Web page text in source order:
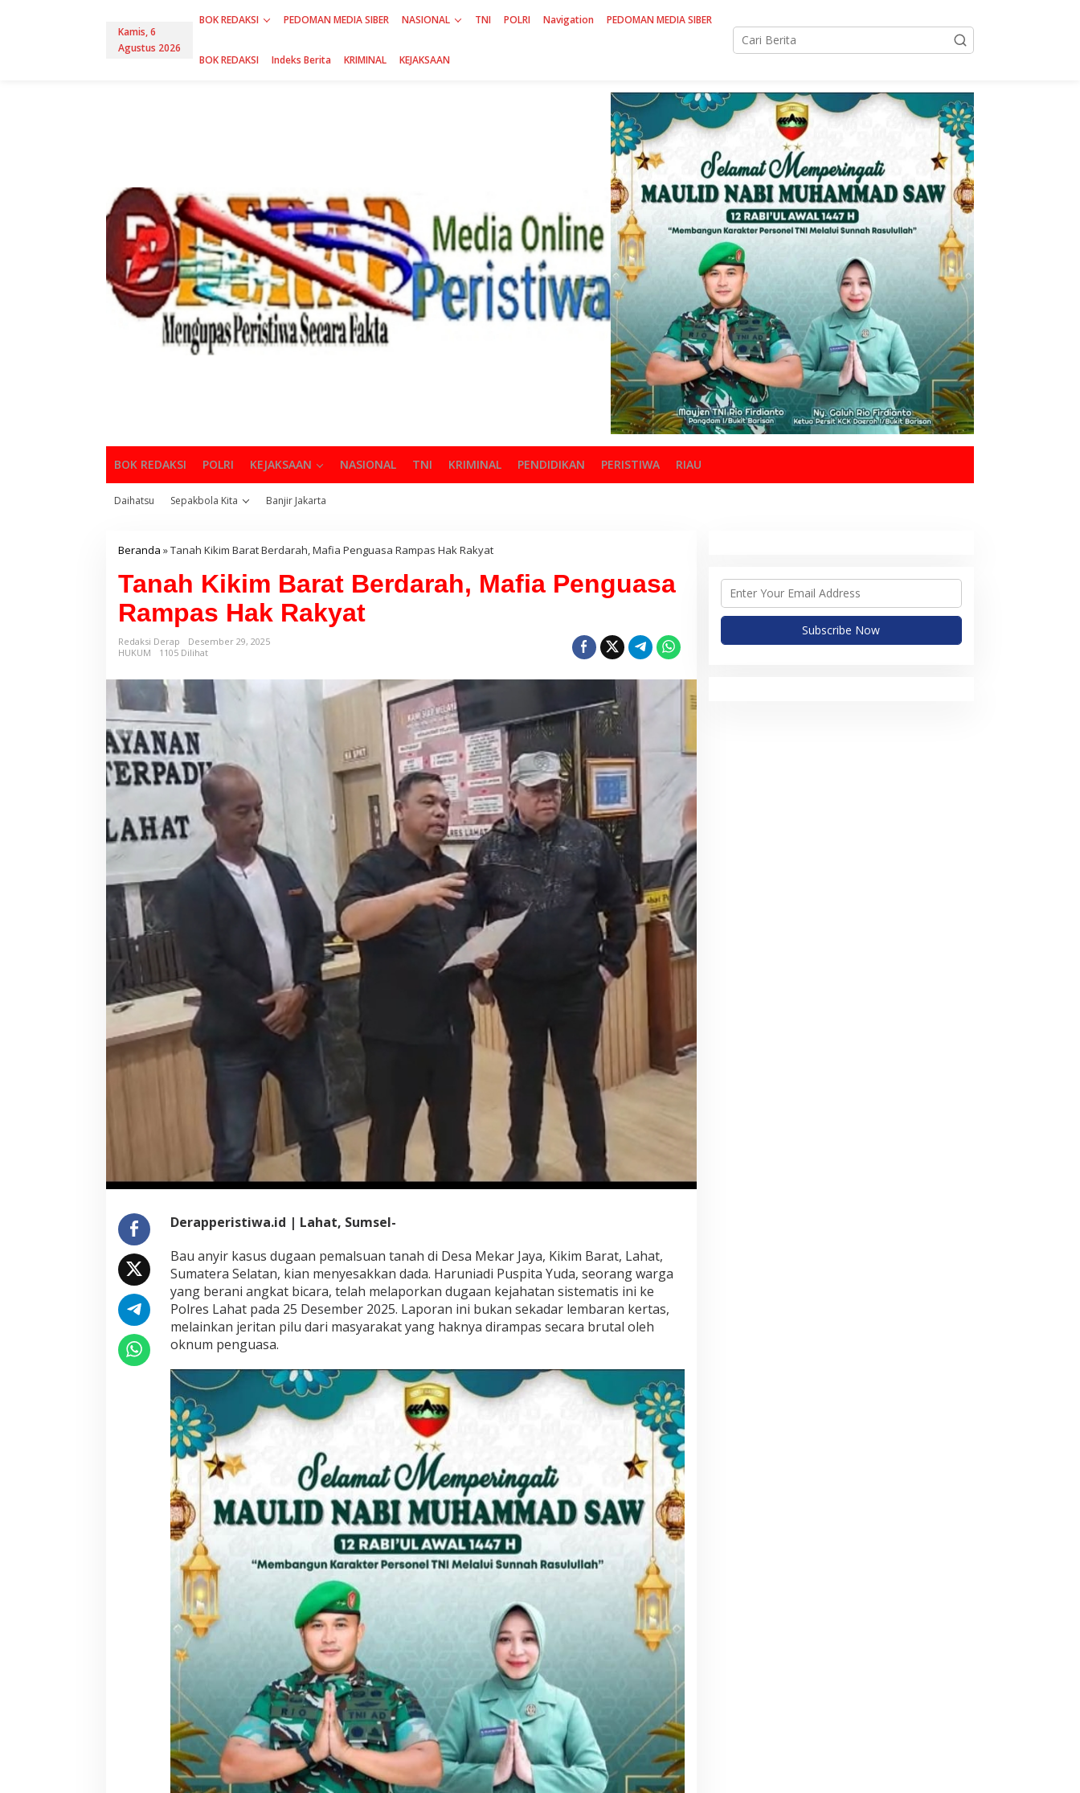
Kamis, 6
Agustus 2026
BOK REDAKSI PEDOMAN MEDIA SIBER NASIONAL TNI POLRI Navigation PEDOMAN MEDIA SIBER
BOK REDAKSI Indeks Berita KRIMINAL KEJAKSAAN
BOK REDAKSI POLRI KEJAKSAAN NASIONAL TNI KRIMINAL PENDIDIKAN PERISTIWA RIAU
Daihatsu Sepakbola Kita Banjir Jakarta
Beranda »Tanah Kikim Barat Berdarah, Mafia Penguasa Rampas Hak Rakyat
Tanah Kikim Barat Berdarah, Mafia Penguasa
Rampas Hak Rakyat
Redaksi Derap
Desember 29, 2025
HUKUM
1105 Dilihat
Derapperistiwa.id | Lahat, Sumsel-
Bau anyir kasus dugaan pemalsuan tanah di Desa Mekar Jaya, Kikim Barat, Lahat,
Sumatera Selatan, kian menyesakkan dada. Haruniadi Puspita Yuda, seorang warga
yang berani angkat bicara, telah melaporkan dugaan kejahatan sistematis ini ke
Polres Lahat pada 25 Desember 2025. Laporan ini bukan sekadar lembaran kertas,
melainkan jeritan pilu dari masyarakat yang haknya dirampas secara brutal oleh
oknum penguasa.